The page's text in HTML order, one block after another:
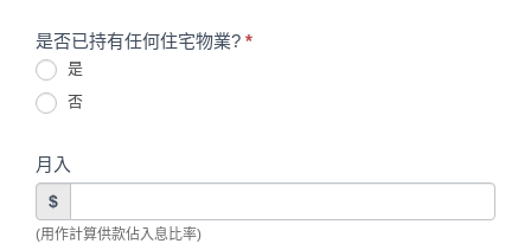
是否已持有任何住宅物業? *
是
否
月入
$
(用作計算供款佔入息比率)